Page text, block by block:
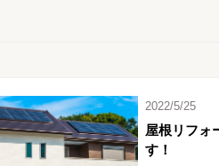
2022/5/25
屋根リフォ
す！